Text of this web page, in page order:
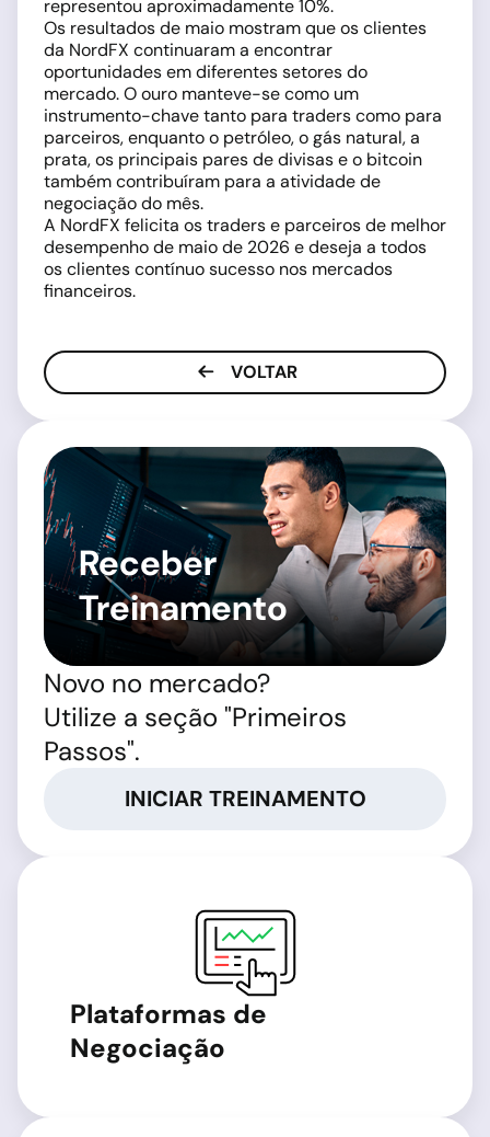
representou aproximadamente 10%.
Os resultados de maio mostram que os clientes
da NordFX continuaram a encontrar
oportunidades em diferentes setores do
mercado. O ouro manteve-se como um
instrumento-chave tanto para traders como para
parceiros, enquanto o petróleo, o gás natural, a
prata, os principais pares de divisas e o bitcoin
também contribuíram para a atividade de
negociação do mês.
A NordFX felicita os traders e parceiros de melhor
desempenho de maio de 2026 e deseja a todos
os clientes contínuo sucesso nos mercados
financeiros.
VOLTAR
Receber
Treinamento
Novo no mercado?
Utilize a seção "Primeiros
Passos".
INICIAR TREINAMENTO
Plataformas de
Negociação